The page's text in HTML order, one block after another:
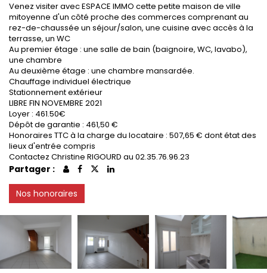
Venez visiter avec ESPACE IMMO cette petite maison de ville
mitoyenne d'un côté proche des commerces comprenant au
rez-de-chaussée un séjour/salon, une cuisine avec accès à la
terrasse, un WC
Au premier étage : une salle de bain (baignoire, WC, lavabo),
une chambre
Au deuxième étage : une chambre mansardée.
Chauffage individuel électrique
Stationnement extérieur
LIBRE FIN NOVEMBRE 2021
Loyer : 461.50€
Dépôt de garantie : 461,50 €
Honoraires TTC à la charge du locataire : 507,65 € dont état des
lieux d'entrée compris
Contactez Christine RIGOURD au 02.35.76.96.23
Partager :
Nos honoraires